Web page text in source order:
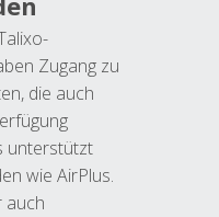
Zugang zu
die auch
unterstützt
wie AirPlus.
auch